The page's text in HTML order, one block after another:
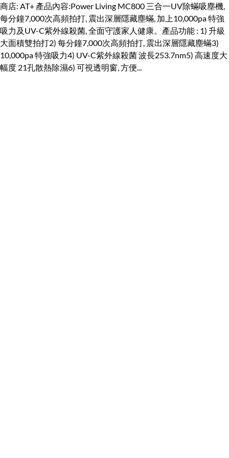
商店: AT+ 產品內容:Power Living MC800 三合一UV除蟎吸塵機,
每分鐘7,000次高頻拍打, 震出深層隱藏塵蟎, 加上10,000pa 特強
吸力及UV-C紫外線殺菌, 全面守護家人健康。產品功能 : 1) 升級
大面積雙拍打2) 每分鐘7,000次高頻拍打, 震出深層隱藏塵蟎3)
10,000pa 特強吸力4) UV-C紫外線殺菌 波長253.7nm5) 高速度大
幅度 21孔散熱除濕6) 可視透明窗, 方便...